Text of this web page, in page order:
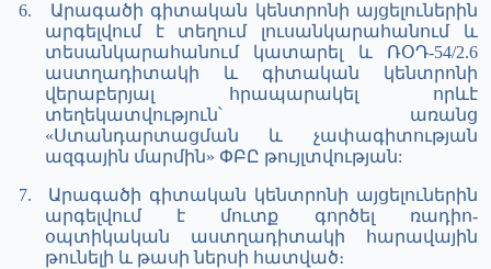
6.
Արագածի գիտական կենտրոնի այցելուներին
արգելվում է տեղում լուսանկարահանում
և
տեսանկարահանում
կատարել և ՌՕԴ-54/2.6
աստղադիտակի և գիտական կենտրոնի
վերաբերյալ հրապարակել որևէ
տեղեկատվություն՝ առանց
«Ստանդարտացման և չափագիտության
ազգային մարմին» ՓԲԸ թույլտվության:
7.
Արագածի գիտական կենտրոնի այցելուներին
արգելվում է մուտք գործել ռադիո-
օպտիկական աստղադիտակի հարավային
թունելի և թասի ներսի հատված։